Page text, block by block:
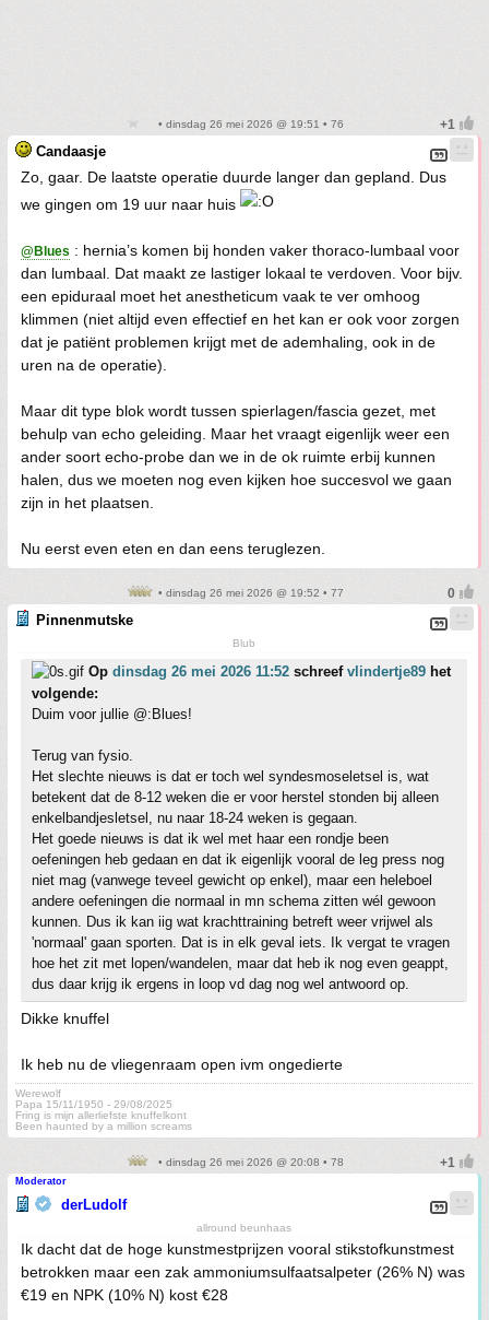
• dinsdag 26 mei 2026 @ 19:51 • 76
Candaasje
Zo, gaar. De laatste operatie duurde langer dan gepland. Dus
we gingen om 19 uur naar huis
@Blues : hernia’s komen bij honden vaker thoraco-lumbaal voor
dan lumbaal. Dat maakt ze lastiger lokaal te verdoven. Voor bijv.
een epiduraal moet het anestheticum vaak te ver omhoog
klimmen (niet altijd even effectief en het kan er ook voor zorgen
dat je patiënt problemen krijgt met de ademhaling, ook in de
uren na de operatie).
Maar dit type blok wordt tussen spierlagen/fascia gezet, met
behulp van echo geleiding. Maar het vraagt eigenlijk weer een
ander soort echo-probe dan we in de ok ruimte erbij kunnen
halen, dus we moeten nog even kijken hoe succesvol we gaan
zijn in het plaatsen.
Nu eerst even eten en dan eens teruglezen.
• dinsdag 26 mei 2026 @ 19:52 • 77
Pinnenmutske
Blub
Op dinsdag 26 mei 2026 11:52 schreef vlindertje89 het
volgende:
Duim voor jullie @:Blues!
Terug van fysio.
Het slechte nieuws is dat er toch wel syndesmoseletsel is, wat
betekent dat de 8-12 weken die er voor herstel stonden bij alleen
enkelbandjesletsel, nu naar 18-24 weken is gegaan.
Het goede nieuws is dat ik wel met haar een rondje been
oefeningen heb gedaan en dat ik eigenlijk vooral de leg press nog
niet mag (vanwege teveel gewicht op enkel), maar een heleboel
andere oefeningen die normaal in mn schema zitten wél gewoon
kunnen. Dus ik kan iig wat krachttraining betreft weer vrijwel als
'normaal' gaan sporten. Dat is in elk geval iets. Ik vergat te vragen
hoe het zit met lopen/wandelen, maar dat heb ik nog even geappt,
dus daar krijg ik ergens in loop vd dag nog wel antwoord op.
Dikke knuffel
Ik heb nu de vliegenraam open ivm ongedierte
Werewolf
Papa 15/11/1950 - 29/08/2025
Fring is mijn allerliefste knuffelkont
Been haunted by a million screams
• dinsdag 26 mei 2026 @ 20:08 • 78
Moderator
derLudolf
allround beunhaas
Ik dacht dat de hoge kunstmestprijzen vooral stikstofkunstmest
betrokken maar een zak ammoniumsulfaatsalpeter (26% N) was
€19 en NPK (10% N) kost €28